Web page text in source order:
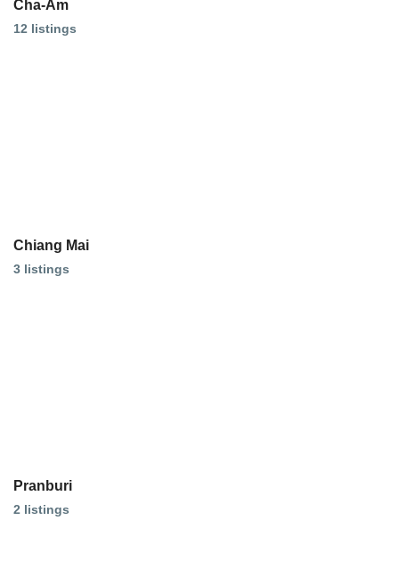
Cha-Am
12 listings
Chiang Mai
3 listings
Pranburi
2 listings